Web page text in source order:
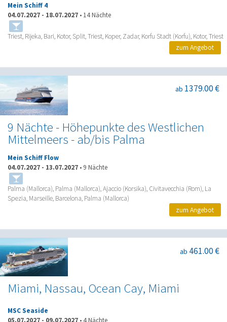
Mein Schiff 4
04.07.2027 - 18.07.2027 • 14 Nächte
Triest, Rijeka, Bari, Kotor, Split, Triest, Koper, Zadar, Korfu Stadt (Korfu), Kotor, Triest
zum Angebot
9 Nächte - Höhepunkte des Westlichen
Mittelmeers - ab/bis Palma
ab 1379.00 €
Mein Schiff Flow
04.07.2027 - 13.07.2027 • 9 Nächte
Palma (Mallorca), Palma (Mallorca), Ajaccio (Korsika), Civitavecchia (Rom), La
Spezia, Marseille, Barcelona, Palma (Mallorca)
zum Angebot
Miami, Nassau, Ocean Cay, Miami
ab 461.00 €
MSC Seaside